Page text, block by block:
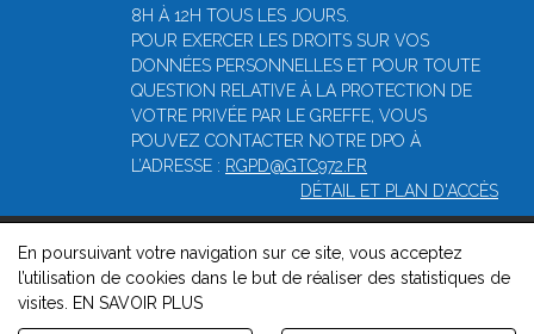
8H À 12H TOUS LES JOURS.
POUR EXERCER LES DROITS SUR VOS
DONNÉES PERSONNELLES ET POUR TOUTE
QUESTION RELATIVE À LA PROTECTION DE
VOTRE PRIVÉE PAR LE GREFFE, VOUS
POUVEZ CONTACTER NOTRE DPO À
L’ADRESSE : RGPD@GTC972.FR
DÉTAIL ET PLAN D'ACCÈS
© 2026, Greffe du tribunal mixte de commerce de Fort-de-
France -Mentions légales- Contact -Gestion des cookies -
Politique de confidentialité et de cookies
En poursuivant votre navigation sur ce site, vous acceptez
l’utilisation de cookies dans le but de réaliser des statistiques de
visites.
EN SAVOIR PLUS